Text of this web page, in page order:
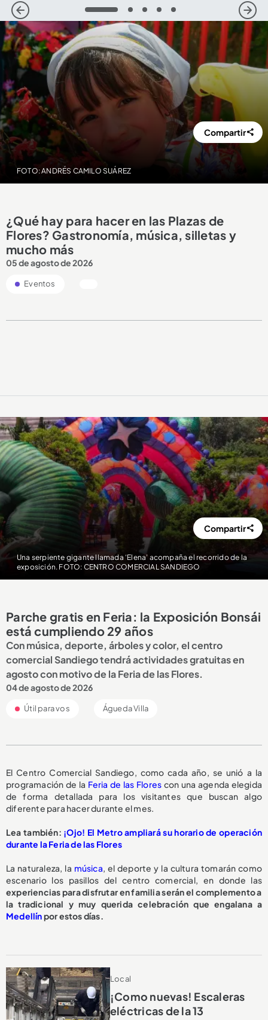
1 2 3 4 5
FOTO: ANDRÉS CAMILO SUÁREZ
Compartir
¿Qué hay para hacer en las Plazas de
Flores? Gastronomía, música, silletas y
mucho más
05 de agosto de 2026
Eventos
Una serpiente gigante llamada ‘Elena’ acompaña el recorrido de la
exposición. FOTO: CENTRO COMERCIAL SANDIEGO
Compartir
Parche gratis en Feria: la Exposición Bonsái
está cumpliendo 29 años
Con música, deporte, árboles y color, el centro
comercial Sandiego tendrá actividades gratuitas en
agosto con motivo de la Feria de las Flores.
04 de agosto de 2026
Útil para vos Águeda Villa
El Centro Comercial Sandiego, como cada año, se unió a la
programación de la Feria de las Flores con una agenda elegida
de forma detallada para los visitantes que buscan algo
diferente para hacer durante el mes.
Lea también: ¡Ojo! El Metro ampliará su horario de operación
durante la Feria de las Flores
La naturaleza, la música, el deporte y la cultura tomarán como
escenario los pasillos del centro comercial, en donde las
experiencias para disfrutar en familia serán el complemento a
la tradicional y muy querida celebración que engalana a
Medellínpor estos días.
Local
¡Como nuevas! Escaleras
eléctricas de la 13